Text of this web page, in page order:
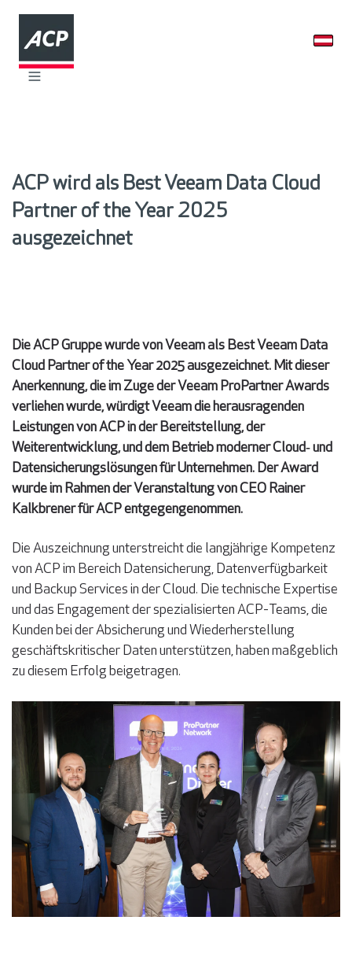
ACP wird als Best Veeam Data Cloud
Partner of the Year 2025
ausgezeichnet
Die ACP Gruppe wurde von Veeam als Best Veeam Data
Cloud Partner of the Year 2025 ausgezeichnet. Mit dieser
Anerkennung, die im Zuge der Veeam ProPartner Awards
verliehen wurde, würdigt Veeam die herausragenden
Leistungen von ACP in der Bereitstellung, der
Weiterentwicklung, und dem Betrieb moderner Cloud‑ und
Datensicherungslösungen für Unternehmen. Der Award
wurde im Rahmen der Veranstaltung von CEO Rainer
Kalkbrener für ACP entgegengenommen.
Die Auszeichnung unterstreicht die langjährige Kompetenz
von ACP im Bereich Datensicherung, Datenverfügbarkeit
und Backup Services in der Cloud. Die technische Expertise
und das Engagement der spezialisierten ACP-Teams, die
Kunden bei der Absicherung und Wiederherstellung
geschäftskritischer Daten unterstützen, haben maßgeblich
zu diesem Erfolg beigetragen.